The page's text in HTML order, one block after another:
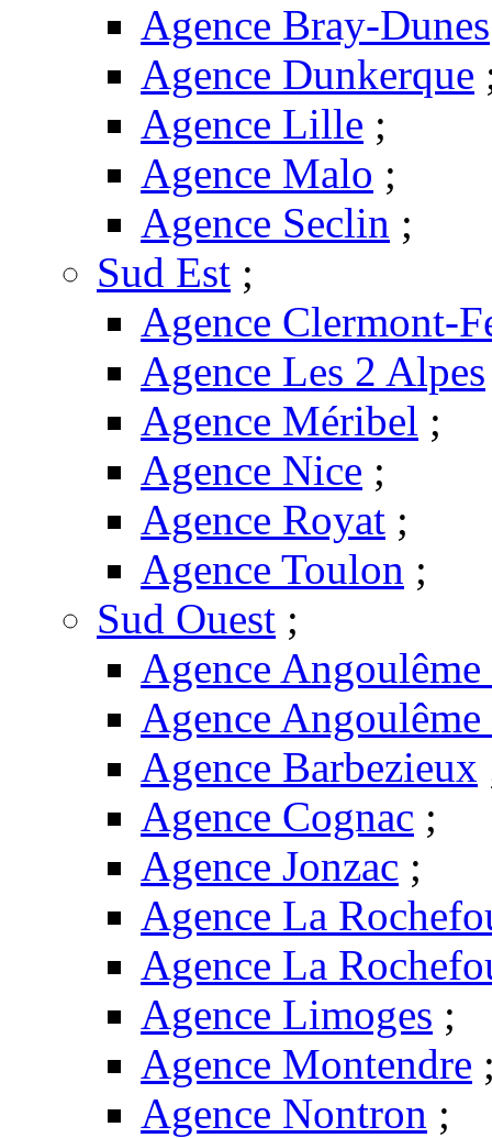
Agence Bray-Dunes
Agence Dunkerque
Agence Lille ;
Agence Malo ;
Agence Seclin ;
Sud Est ;
Agence Clermont-
Agence Les 2 Alpes
Agence Méribel ;
Agence Nice ;
Agence Royat ;
Agence Toulon ;
Sud Ouest ;
Agence
Agence
Agence Barbezieux
Agence Cognac ;
Agence Jonzac ;
Agence La
Agence La
Agence Limoges ;
Agence Montendre
Agence Nontron ;